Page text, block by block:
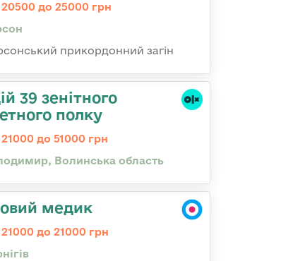
20500 до 25000 грн
прикордонний загін
39 зенітного
полку
21000 до 51000 грн
Волинська область
медик
21000 до 21000 грн